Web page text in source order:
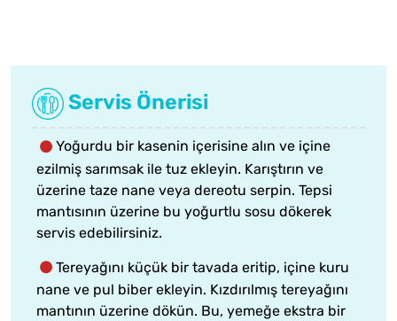
Servis Önerisi
Yoğurdu bir kasenin içerisine alın ve içine
ezilmiş sarımsak ile tuz ekleyin. Karıştırın ve
üzerine taze nane veya dereotu serpin. Tepsi
mantısının üzerine bu yoğurtlu sosu dökerek
servis edebilirsiniz.
Tereyağını küçük bir tavada eritip, içine kuru
nane ve pul biber ekleyin. Kızdırılmış tereyağını
mantının üzerine dökün. Bu, yemeğe ekstra bir